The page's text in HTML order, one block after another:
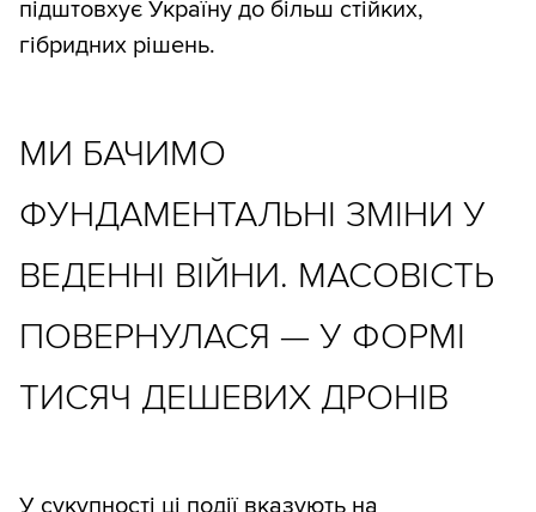
підштовхує Україну до більш стійких,
гібридних рішень.
МИ БАЧИМО
ФУНДАМЕНТАЛЬНІ ЗМІНИ У
ВЕДЕННІ ВІЙНИ. МАСОВІСТЬ
ПОВЕРНУЛАСЯ — У ФОРМІ
ТИСЯЧ ДЕШЕВИХ ДРОНІВ